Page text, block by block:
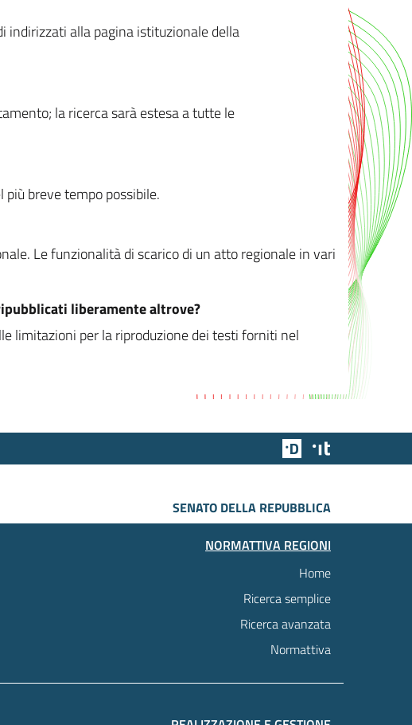
indirizzati alla pagina istituzionale della
la ricerca sarà estesa a tutte le
breve tempo possibile.
Le funzionalità di scarico di un atto regionale in vari
liberamente altrove?
limitazioni per la riproduzione dei testi forniti nel
Team Digitale
SENATO DELLA REPUBBLICA
NORMATTIVA REGIONI
Home
Ricerca semplice
Ricerca avanzata
Normattiva